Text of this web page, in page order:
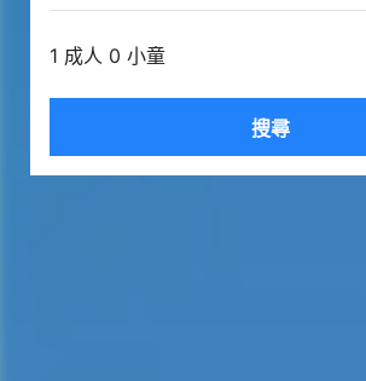
1 成人 0 小童
搜尋